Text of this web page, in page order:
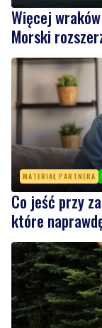
MATERIAŁ PARTNERA
Co jeść przy
które